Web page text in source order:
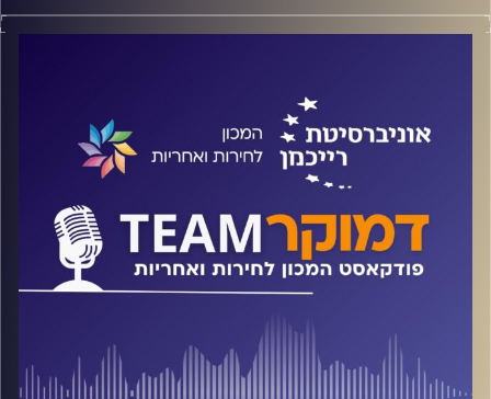
פודקאסט המכון לחירות ואחריות באוניברסיטת רייכמן.
הממשלה היום לתפקוד הממשלה והשרים בזמן משבר
הקורונה? מהן האינדיקציות לתפקוד הממשלה? האם באמת
אחריות משותפת?
על כל אלה וגם על תפקיד החברה האזרחית ישוחח ד"ר חיים
וייצמן עם ד"ר אילנה שפייזמן, המחלקה למדעי המדינה
באוניברסיטת בר אילן.
המכון לחירות ואחריות